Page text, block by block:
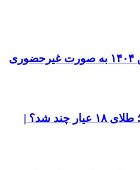
امکان خرید ارز اربعین ۱۴۰۴ به صورت غیرحضوری
سکه کانال عوض کرد؛ طلای ۱۸ عیار چند شد؟ |